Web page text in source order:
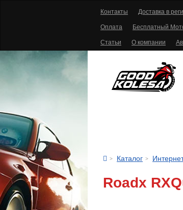
Контакты Доставка в
Оплата Бесплатный
Статьи О компании
Каталог
Roadx